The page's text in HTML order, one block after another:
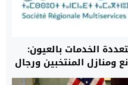
الخدمات بالعيون:
ومنازل المنتخبين ورجال